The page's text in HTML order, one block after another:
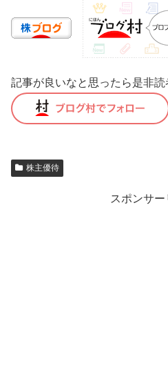
記事が良いなと思ったら是非
株主優待
スポンサー